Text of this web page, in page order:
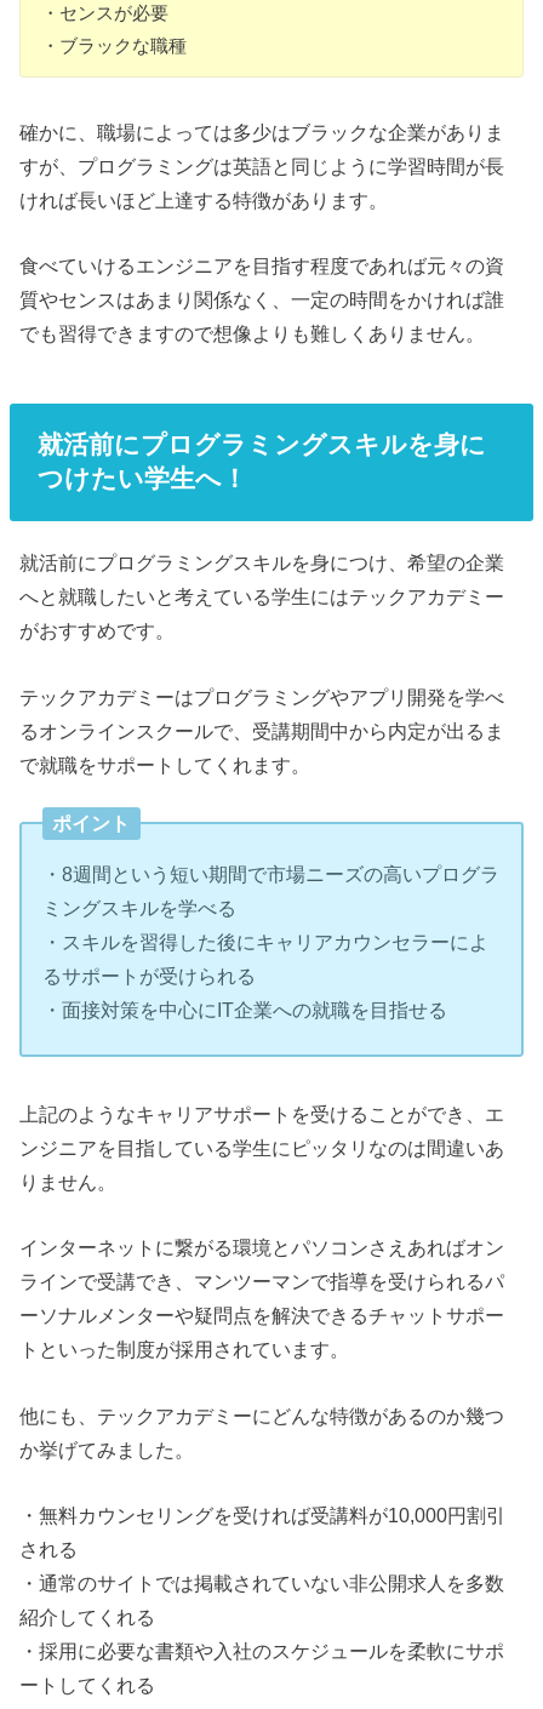
・センスが必要
・ブラックな職種
確かに、職場によっては多少はブラックな企業がありま
すが、プログラミングは英語と同じように学習時間が長
ければ長いほど上達する特徴があります。
食べていけるエンジニアを目指す程度であれば元々の資
質やセンスはあまり関係なく、一定の時間をかければ誰
でも習得できますので想像よりも難しくありません。
就活前にプログラミングスキルを身に
つけたい学生へ！
就活前にプログラミングスキルを身につけ、希望の企業
へと就職したいと考えている学生にはテックアカデミー
がおすすめです。
テックアカデミーはプログラミングやアプリ開発を学べ
るオンラインスクールで、受講期間中から内定が出るま
で就職をサポートしてくれます。
ポイント
・8週間という短い期間で市場ニーズの高いプログラ
ミングスキルを学べる
・スキルを習得した後にキャリアカウンセラーによ
るサポートが受けられる
・面接対策を中心にIT企業への就職を目指せる
上記のようなキャリアサポートを受けることができ、エ
ンジニアを目指している学生にピッタリなのは間違いあ
りません。
インターネットに繋がる環境とパソコンさえあればオン
ラインで受講でき、マンツーマンで指導を受けられるパ
ーソナルメンターや疑問点を解決できるチャットサポー
トといった制度が採用されています。
他にも、テックアカデミーにどんな特徴があるのか幾つ
か挙げてみました。
・無料カウンセリングを受ければ受講料が10,000円割引
される
・通常のサイトでは掲載されていない非公開求人を多数
紹介してくれる
・採用に必要な書類や入社のスケジュールを柔軟にサポ
ートしてくれる